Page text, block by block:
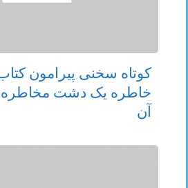
کوتاه سخنی پیرامون
خاطره یک دشت مخاطره"
آن